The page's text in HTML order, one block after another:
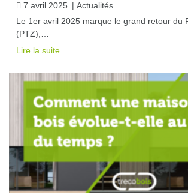
7 avril 2025 | Actualités
Le 1er avril 2025 marque le grand retour du
(PTZ),…
Lire la suite